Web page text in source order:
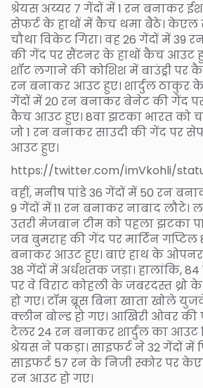
श्रेयस अय्यर 7 गेंदों में 1 रन बनाकर
सेफर्ट के हाथों में कैच थमा बैठे। केएल
चौथा विकेट गिरा। वह 26 गेंदों में 39
की गेंद पर सैंटनर के हाथों कैच आउट
शॉट लगाने की कोशिश में बाउंड्री पर
रन बनाकर आउट हुए। शार्दुल ठाकुर
गेंदों में 20 रन बनाकर बेनेट की गेंद पर
कैच आउट हुए। 8वा झटका भारत को
जो 1 रन बनाकर साउदी की गेंद पर
आउट हुए।
https://twitter.com/imVkohli/
वहीं, मनीष पांडे 36 गेंदों में 50 रन
9 गेंदों में 11 रन बनाकर नाबाद लौटे।
उतरी मेजबान टीम को पहला झटका
जब बुमराह की गेंद पर मार्टिन गप्टिल
बनाकर आउट हुए। बाएं हाथ के
38 गेंदों में अर्धशतक जड़ा। हालांकि,
पर वे विराट कोहली के जबरदस्त
हो गए। टॉम ब्रूस बिना खाता खोले
क्लीन बोल्ड हो गए। आखिरी ओवर की
टेलर 24 रन बनाकर शार्दुल का
श्रेयस ने पकड़ा। साइफर्ट ने 32 गेंदों में
साइफर्ट 57 रन के निजी स्कोर पर
रन आउट हो गए।